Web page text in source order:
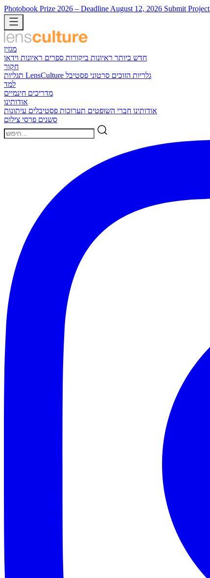
Photobook Prize 2026 – Deadline August 12, 2026 Submit Project
מגזין
חדש ביותר ראיונות ביקורות ספרים ראיונות וידאו
חקור
תגליות LensCulture
גלריות הזוכים סרטוני פסטיבל
למד
מדריכים חינמיים
אודותינו
אודותינו חברי השופטים תערוכות פסטיבלים עיתונות
סשנים פרסי צילום